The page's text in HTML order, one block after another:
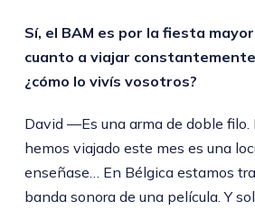
Sí, el BAM es por la fiesta
cuanto a viajar
¿cómo lo vivís vosotros?
David —Es una arma de doble filo.
hemos viajado este mes es una
enseñase… En Bélgica estamos
banda sonora de una película. Y